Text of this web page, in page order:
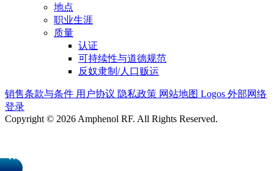
地点
职业生涯
质量
认证
可持续性与道德规范
反奴隶制/人口贩运
销售条款与条件 用户协议 隐私政策 网站地图 Logos 外部网络
登录
Copyright © 2026 Amphenol RF. All Rights Reserved.